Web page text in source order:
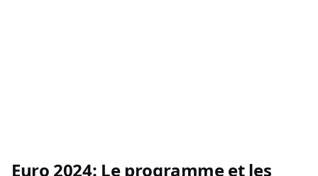
Euro 2024: Le programme et les